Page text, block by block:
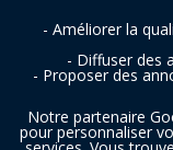
- Améliorer la
- Diffuser des
- Proposer des
Notre partenaire
pour personnaliser